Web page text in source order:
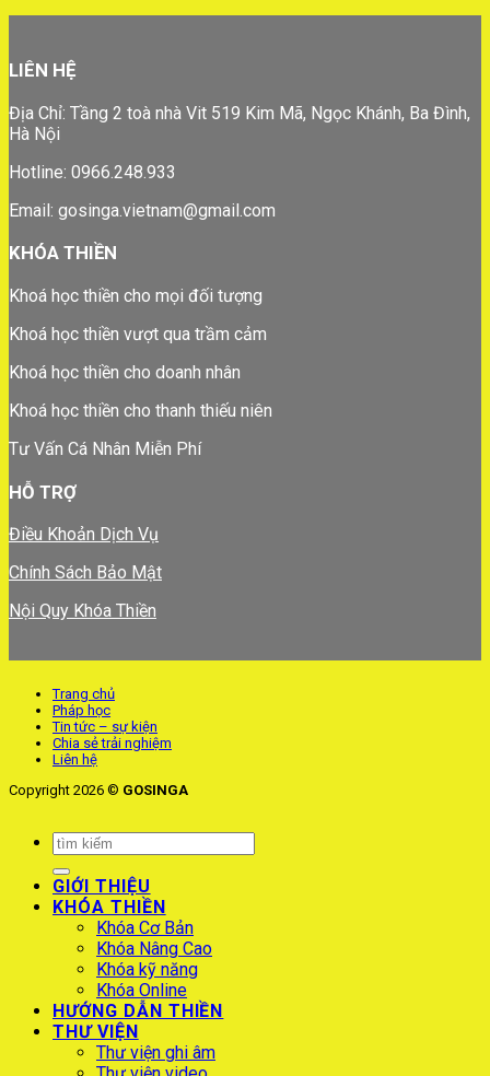
LIÊN HỆ
Địa Chỉ: Tầng 2 toà nhà Vit 519 Kim Mã, Ngọc Khánh, Ba Đình,
Hà Nội
Hotline: 0966.248.933
Email: gosinga.vietnam@gmail.com
KHÓA THIỀN
Khoá học thiền cho mọi đối tượng
Khoá học thiền vượt qua trầm cảm
Khoá học thiền cho doanh nhân
Khoá học thiền cho thanh thiếu niên
Tư Vấn Cá Nhân Miễn Phí
HỖ TRỢ
Điều Khoản Dịch Vụ
Chính Sách Bảo Mật
Nội Quy Khóa Thiền
Trang chủ
Pháp học
Tin tức – sự kiện
Chia sẻ trải nghiệm
Liên hệ
Copyright 2026 © GOSINGA
GIỚI THIỆU
KHÓA THIỀN
Khóa Cơ Bản
Khóa Nâng Cao
Khóa kỹ năng
Khóa Online
HƯỚNG DẪN THIỀN
THƯ VIỆN
Thư viện ghi âm